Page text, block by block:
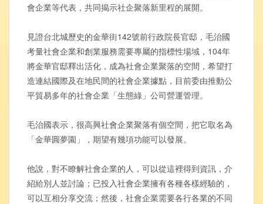
會企業等代表，共同揭示社企聚落新里程的展開。
見證台北城歷史的金華街142號前行政院長官邸，毛治國
考量社會企業和創業服務需要專屬的指標性場域，104年
將金華官邸釋出活化，成為社會企業聚落的空間，希望打
造連結國際及在地民間的社會企業據點，目前委由推動公
平貿易多年的社會企業「生態綠」公司營運管理。
毛治國表示，很高興社會企業聚落有個空間，把它取名為
「金華圓夢園」，期望有幾項功能可以發展。
他說，對不瞭解社會企業的人，可以從這裡得到資訊，介
紹給別人並討論；已投入社會企業擁有各種各樣經驗的，
可以互相分享交流；然後，社會企業需要各行各業的不同